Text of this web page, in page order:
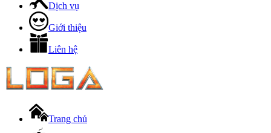
Dịch vụ
Giới thiệu
Liên hệ
Trang chủ